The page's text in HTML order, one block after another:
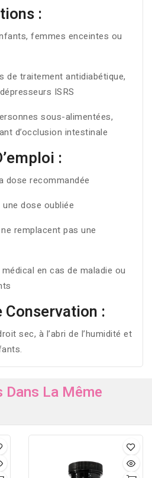
:
femmes enceintes ou
traitement antidiabétique,
ISRS
sous-alimentées,
d’occlusion intestinale
:
recommandée
dose oubliée
remplacent pas une
en cas de maladie ou
Conservation :
sec, à l’abri de l’humidité et
La Même